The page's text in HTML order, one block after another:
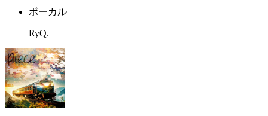
ボーカル
RyQ.